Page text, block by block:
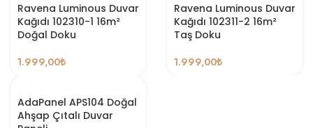
Ravena Luminous Duvar
Kağıdı 102310-1 16m²
Doğal Doku
1.999,00₺
Ravena Luminous Duvar
Kağıdı 102311-2 16m²
Taş Doku
1.999,00₺
AdaPanel APS104 Doğal
Ahşap Çıtalı Duvar